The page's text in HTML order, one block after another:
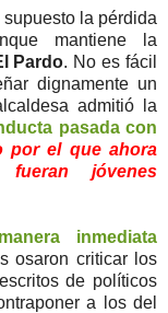
la pérdida
mantiene la
Pardo. No es fácil
dignamente un
admitió la
pasada con
por el que ahora
fueran jóvenes
inmediata
osaron criticar los
de políticos
a los del